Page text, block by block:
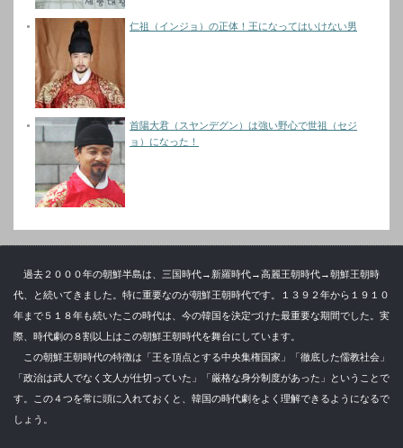
仁祖（インジョ）の正体！王になってはいけない男
首陽大君（スヤンデグン）は強い野心で世祖（セジ
ョ）になった！
過去２０００年の朝鮮半島は、三国時代→新羅時代→高麗王朝時代→朝鮮王朝時
代、と続いてきました。特に重要なのが朝鮮王朝時代です。１３９２年から１９１０
年まで５１８年も続いたこの時代は、今の韓国を決定づけた最重要な期間でした。実
際、時代劇の８割以上はこの朝鮮王朝時代を舞台にしています。
この朝鮮王朝時代の特徴は「王を頂点とする中央集権国家」「徹底した儒教社会」
「政治は武人でなく文人が仕切っていた」「厳格な身分制度があった」ということで
す。この４つを常に頭に入れておくと、韓国の時代劇をよく理解できるようになるで
しょう。